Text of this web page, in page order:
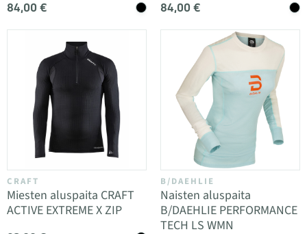
84,00 € 84,00 €
CRAFT
Miesten aluspaita CRAFT
ACTIVE EXTREME X ZIP
B/DAEHLIE
Naisten aluspaita
B/DAEHLIE PERFORMANCE
TECH LS WMN